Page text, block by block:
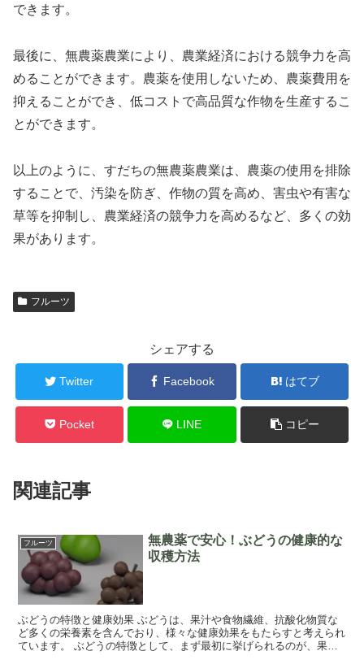
できます。
最後に、無農薬農業により、農業経済における競争力を高
めることができます。農薬を使用しないため、農薬費用を
抑えることができ、低コストで高品質な作物を生産するこ
とができます。
以上のように、すだちの無農薬農業は、農薬の使用を排除
することで、汚染を防ぎ、作物の質を高め、害虫や有害な
草等を抑制し、農業経済の競争力を高めるなど、多くの効
果があります。
フルーツ
シェアする
Twitter Facebook はてブ
Pocket LINE コピー
関連記事
フルーツ
無農薬で安心！ぶどうの健康的な
収穫方法
ぶどうの特徴と健康効果 ぶどうは、果汁や食物繊維、抗酸化物質な
ど多くの栄養素を含んでおり、様々な健康効果をもたらすと考えられ
ています。 ぶどうの特徴として、まず最初に挙げられるのが、果汁